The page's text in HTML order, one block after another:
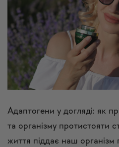
Адаптогени у догляді: як
та організму протистояти
життя піддає наш